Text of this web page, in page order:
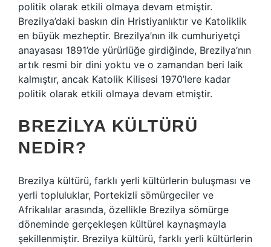
politik olarak etkili olmaya devam etmiştir.
Brezilya’daki baskın din Hristiyanlıktır ve Katoliklik
en büyük mezheptir. Brezilya’nın ilk cumhuriyetçi
anayasası 1891’de yürürlüğe girdiğinde, Brezilya’nın
artık resmi bir dini yoktu ve o zamandan beri laik
kalmıştır, ancak Katolik Kilisesi 1970’lere kadar
politik olarak etkili olmaya devam etmiştir.
BREZILYA KÜLTÜRÜ
NEDIR?
Brezilya kültürü, farklı yerli kültürlerin buluşması ve
yerli topluluklar, Portekizli sömürgeciler ve
Afrikalılar arasında, özellikle Brezilya sömürge
döneminde gerçekleşen kültürel kaynaşmayla
şekillenmiştir. Brezilya kültürü, farklı yerli kültürlerin